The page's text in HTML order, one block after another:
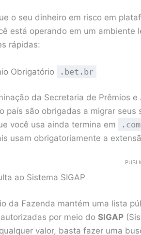
o seu dinheiro em risco em
está operando em um ambiente
rápidas:
Obrigatório .bet.br
da Secretaria de Prêmios
país são obrigadas a migrar
você usa ainda termina em
.com
usam obrigatoriamente a
ao Sistema SIGAP
da Fazenda mantém uma lista
por meio do SIGAP
valor, basta fazer uma